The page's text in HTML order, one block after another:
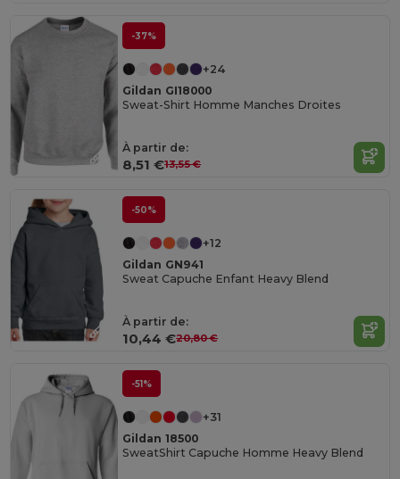
-37%
+24
Gildan GI18000
Sweat-Shirt Homme Manches Droites
À partir de:
8,51 €13,55 €
-50%
+12
Gildan GN941
Sweat Capuche Enfant Heavy Blend
À partir de:
10,44 €20,80 €
-51%
+31
Gildan 18500
SweatShirt Capuche Homme Heavy Blend